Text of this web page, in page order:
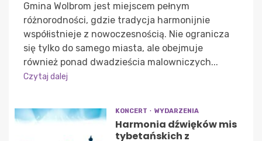
Gmina Wolbrom jest miejscem pełnym
różnorodności, gdzie tradycja harmonijnie
współistnieje z nowoczesnością. Nie ogranicza
się tylko do samego miasta, ale obejmuje
również ponad dwadzieścia malowniczych...
Czytaj dalej
KONCERT WYDARZENIA
Harmonia dźwięków mis
tybetańskich z